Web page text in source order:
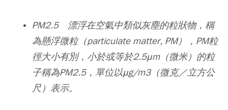
PM2.5 漂浮在空氣中類似灰塵的粒狀物，稱
為懸浮微粒（particulate matter, PM），PM粒
徑大小有別，小於或等於2.5μm（微米）的粒
子稱為PM2.5，單位以μg/m3（微克／立方公
尺）表示。